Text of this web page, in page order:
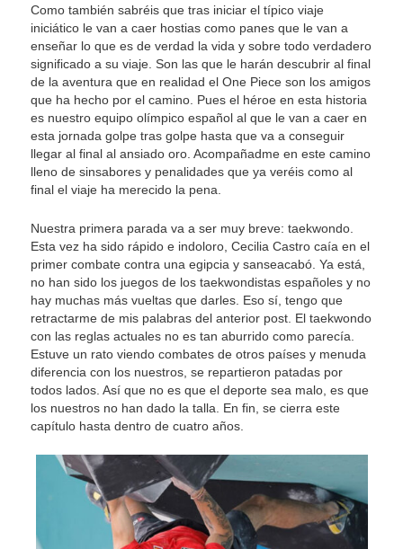
Como también sabréis que tras iniciar el típico viaje
iniciático le van a caer hostias como panes que le van a
enseñar lo que es de verdad la vida y sobre todo verdadero
significado a su viaje. Son las que le harán descubrir al final
de la aventura que en realidad el One Piece son los amigos
que ha hecho por el camino. Pues el héroe en esta historia
es nuestro equipo olímpico español al que le van a caer en
esta jornada golpe tras golpe hasta que va a conseguir
llegar al final al ansiado oro. Acompañadme en este camino
lleno de sinsabores y penalidades que ya veréis como al
final el viaje ha merecido la pena.
Nuestra primera parada va a ser muy breve: taekwondo.
Esta vez ha sido rápido e indoloro, Cecilia Castro caía en el
primer combate contra una egipcia y sanseacabó. Ya está,
no han sido los juegos de los taekwondistas españoles y no
hay muchas más vueltas que darles. Eso sí, tengo que
retractarme de mis palabras del anterior post. El taekwondo
con las reglas actuales no es tan aburrido como parecía.
Estuve un rato viendo combates de otros países y menuda
diferencia con los nuestros, se repartieron patadas por
todos lados. Así que no es que el deporte sea malo, es que
los nuestros no han dado la talla. En fin, se cierra este
capítulo hasta dentro de cuatro años.